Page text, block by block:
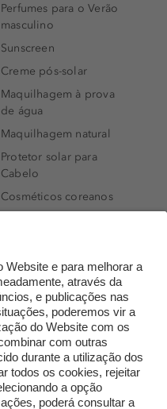
Perfumes para o Verão
masculino
Sunscreen
Creme pós-solar
Maquilhagem à prova
de água
Maquilhagem natural
Protetor solar para
Cabelo
Cosméticos coreanos
Perfumes árabes
Novidades
Melhores Perfumes
Femininos
TOP 10: Perfumes
Masculinos
Pestanas Postiças